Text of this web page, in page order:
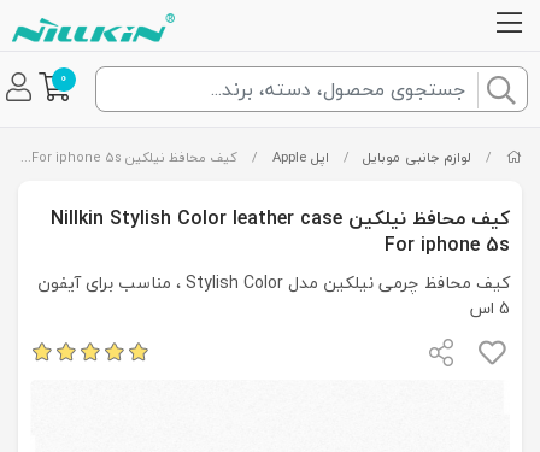
0
/ لوازم جانبی موبایل / اپل Apple / کیف محافظ نیلکین Nillkin Stylish Color leather case For iphone 5s
کیف محافظ نیلکین Nillkin Stylish Color leather case
For iphone 5s
کیف محافظ چرمی نیلکین مدل Stylish Color ، مناسب برای آیفون
5 اس